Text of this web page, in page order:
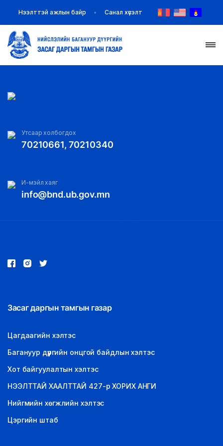
БАЙГУУЛЛАГУУД
ИЛ ТОД БАЙДАЛ
Нээлттэй ажлын байр Санал хүсэлт
Утсаар холбогдох
70210661, 70210340
И-мэйл хаяг
info@bnd.ub.gov.mn
Засаг даргын тамгын газар
Цагдаагийн хэлтэс
Багануур дүүргийн онцгой байдлын хэлтэс
Хот байгуулалтын хэлтэс
НЭЭЛТТАЙ ХААЛТТАЙ 427-р ХОРИХ АНГИ
Нийгмийн хөгжлийн хэлтэс
Цэргийн штаб